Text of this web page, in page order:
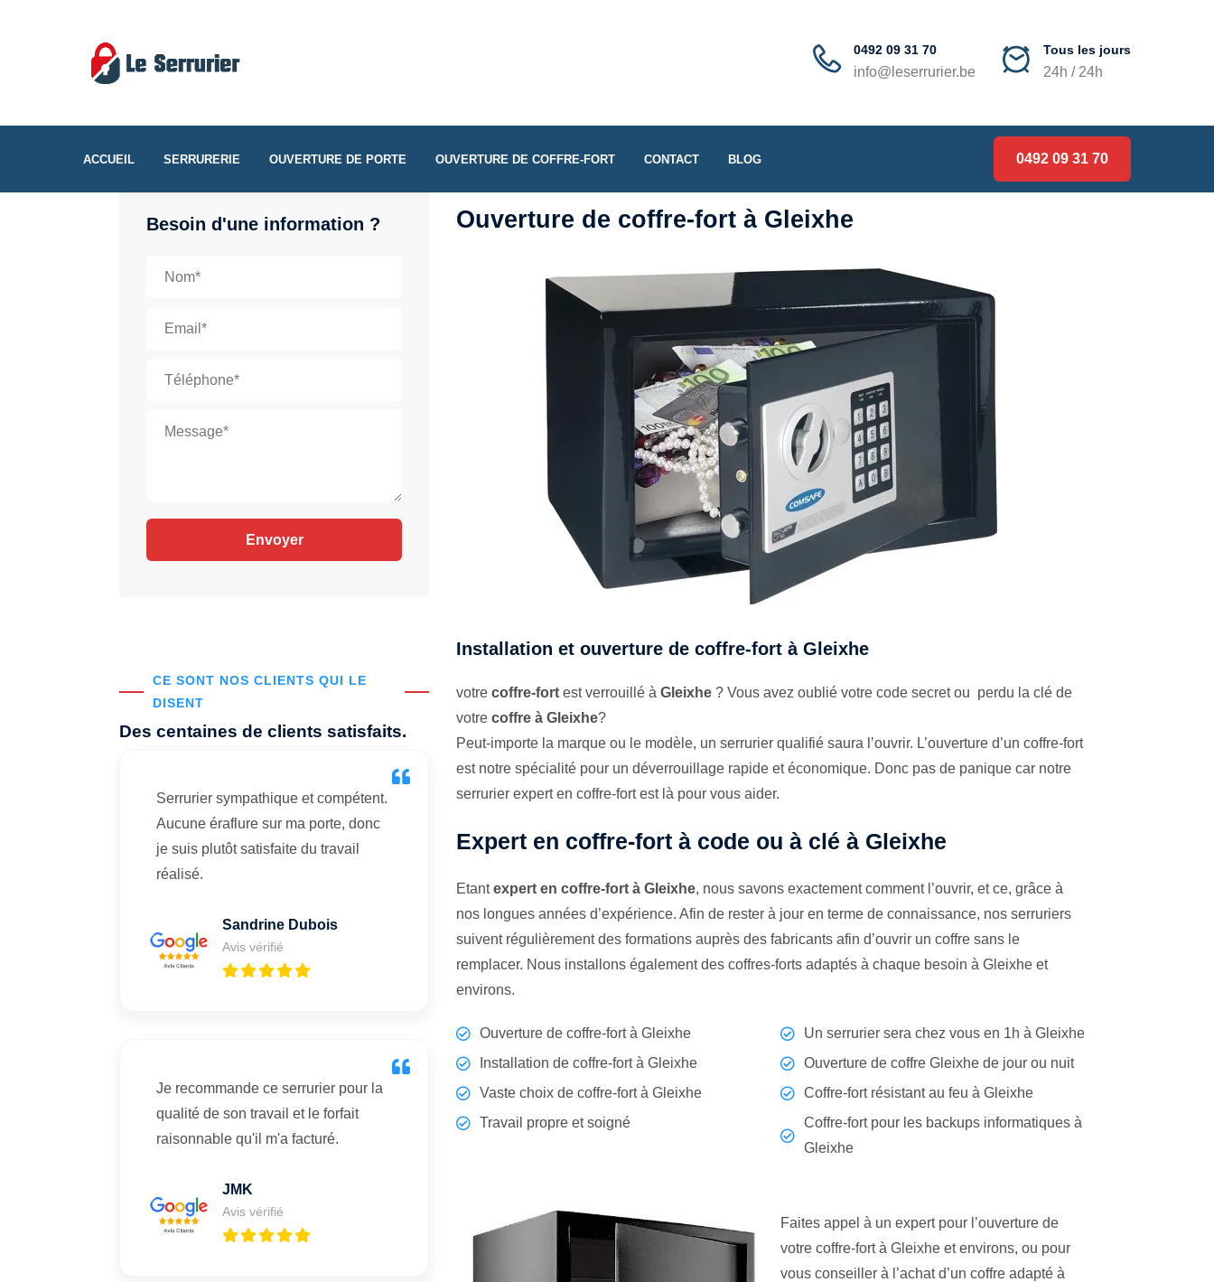
0492 09 31 70
info@leserrurier.be
Tous les jours
24h / 24h
ACCUEIL SERRURERIE OUVERTURE DE PORTE OUVERTURE DE COFFRE-FORT CONTACT BLOG 0492 09 31 70
Besoin d'une information ?
CE SONT NOS CLIENTS QUI LE
DISENT
Des centaines de clients satisfaits.
Serrurier sympathique et compétent.
Aucune éraflure sur ma porte, donc
je suis plutôt satisfaite du travail
réalisé.
Sandrine Dubois
Avis vérifié
Je recommande ce serrurier pour la
qualité de son travail et le forfait
raisonnable qu'il m'a facturé.
JMK
Avis vérifié
Ouverture de coffre-fort à Gleixhe
Installation et ouverture de coffre-fort à Gleixhe
votrecoffre-fort est verrouillé àGleixhe ? Vous avez oublié votre code secret ou perdu la clé de
votrecoffre à Gleixhe?
Peut-importe la marque ou le modèle, un serrurier qualifié saura l’ouvrir. L’ouverture d’un coffre-fort
est notre spécialité pour un déverrouillage rapide et économique. Donc pas de panique car notre
serrurier expert en coffre-fort est là pour vous aider.
Expert en coffre-fort à code ou à clé à Gleixhe
Etantexpert en coffre-fort à Gleixhe, nous savons exactement comment l’ouvrir, et ce, grâce à
nos longues années d’expérience. Afin de rester à jour en terme de connaissance, nos serruriers
suivent régulièrement des formations auprès des fabricants afin d’ouvrir un coffre sans le
remplacer. Nous installons également des coffres-forts adaptés à chaque besoin à Gleixhe et
environs.
Ouverture de coffre-fort à Gleixhe
Installation de coffre-fort à Gleixhe
Vaste choix de coffre-fort à Gleixhe
Travail propre et soigné
Un serrurier sera chez vous en 1h à Gleixhe
Ouverture de coffre Gleixhe de jour ou nuit
Coffre-fort résistant au feu à Gleixhe
Coffre-fort pour les backups informatiques à
Gleixhe
Faites appel à un expert pour l’ouverture de
votre coffre-fort à Gleixhe et environs, ou pour
vous conseiller à l’achat d’un coffre adapté à